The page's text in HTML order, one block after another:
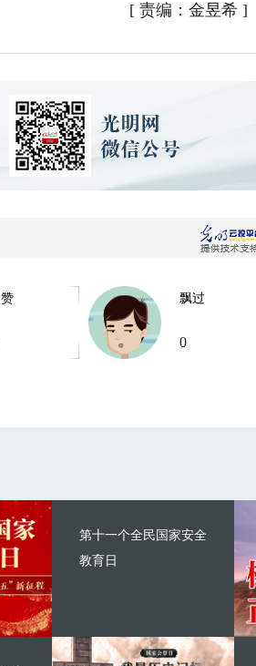
[ 责编：金昱希 ]
飘过
0
第十一个全民国家安全
教育日